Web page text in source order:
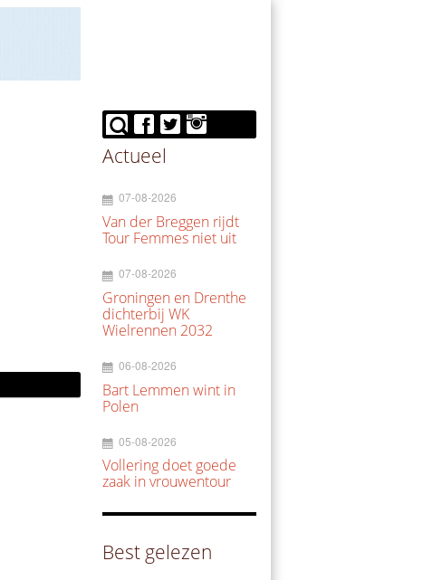
Actueel
07-08-2026
Van der Breggen rijdt
Tour Femmes niet uit
07-08-2026
Groningen en Drenthe
dichterbij WK
Wielrennen 2032
06-08-2026
Bart Lemmen wint in
Polen
05-08-2026
Vollering doet goede
zaak in vrouwentour
Best gelezen